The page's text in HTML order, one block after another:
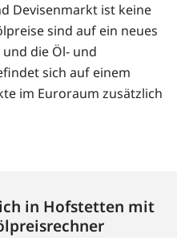
Devisenmarkt ist keine
sind auf ein neues
die Öl- und
sich auf einem
im Euroraum zusätzlich
in Hofstetten mit